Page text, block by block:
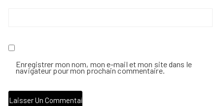
Enregistrer mon nom, mon e-mail et mon site dans le
navigateur pour mon prochain commentaire.